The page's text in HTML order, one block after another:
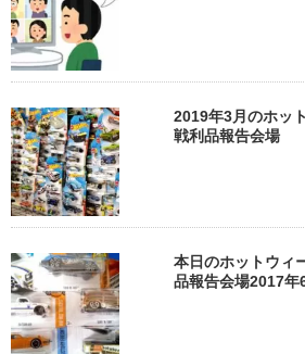
2019年3月のホッ
戦利品報告会場
本日のホットウィ
品報告会場2017年